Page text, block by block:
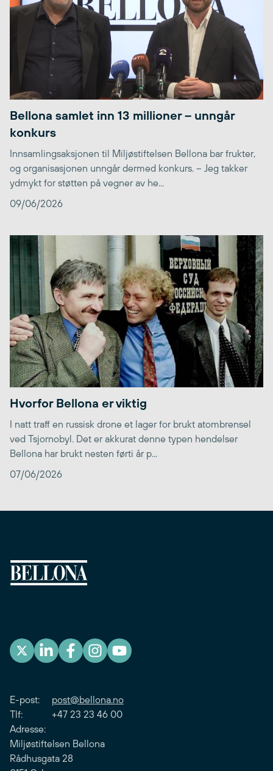
Bellona samlet inn 13 millioner – unngår
konkurs
Innsamlingsaksjonen til Miljøstiftelsen Bellona bar frukter,
og organisasjonen unngår dermed konkurs. – Jeg takker
ydmykt for støtten på vegner av he...
09/06/2026
Hvorfor Bellona er viktig
I natt traff en russisk drone et lager for brukt atombrensel
ved Tsjornobyl. Det er akkurat denne typen hendelser
Bellona har brukt nesten førti år p...
07/06/2026
E-post: post@bellona.no
Tlf: +47 23 23 46 00
Adresse:
Miljøstiftelsen Bellona
Rådhusgata 28